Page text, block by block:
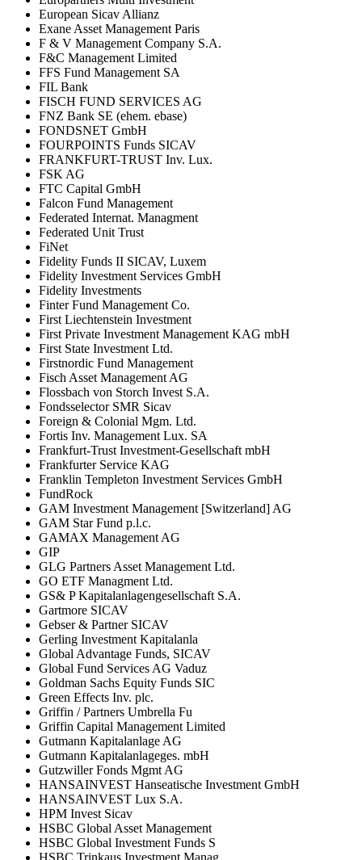
European Sicav Allianz
Exane Asset Management Paris
F & V Management Company S.A.
F&C Management Limited
FFS Fund Management SA
FIL Bank
FISCH FUND SERVICES AG
FNZ Bank SE (ehem. ebase)
FONDSNET GmbH
FOURPOINTS Funds SICAV
FRANKFURT-TRUST Inv. Lux.
FSK AG
FTC Capital GmbH
Falcon Fund Management
Federated Internat. Managment
Federated Unit Trust
FiNet
Fidelity Funds II SICAV, Luxem
Fidelity Investment Services GmbH
Fidelity Investments
Finter Fund Management Co.
First Liechtenstein Investment
First Private Investment Management KAG mbH
First State Investment Ltd.
Firstnordic Fund Management
Fisch Asset Management AG
Flossbach von Storch Invest S.A.
Fondsselector SMR Sicav
Foreign & Colonial Mgm. Ltd.
Fortis Inv. Management Lux. SA
Frankfurt-Trust Investment-Gesellschaft mbH
Frankfurter Service KAG
Franklin Templeton Investment Services GmbH
FundRock
GAM Investment Management [Switzerland] AG
GAM Star Fund p.l.c.
GAMAX Management AG
GIP
GLG Partners Asset Management Ltd.
GO ETF Managment Ltd.
GS& P Kapitalanlagengesellschaft S.A.
Gartmore SICAV
Gebser & Partner SICAV
Gerling Investment Kapitalanla
Global Advantage Funds, SICAV
Global Fund Services AG Vaduz
Goldman Sachs Equity Funds SIC
Green Effects Inv. plc.
Griffin / Partners Umbrella Fu
Griffin Capital Management Limited
Gutmann Kapitalanlage AG
Gutmann Kapitalanlageges. mbH
Gutzwiller Fonds Mgmt AG
HANSAINVEST Hanseatische Investment GmbH
HANSAINVEST Lux S.A.
HPM Invest Sicav
HSBC Global Asset Management
HSBC Global Investment Funds S
HSBC Trinkaus Investment Manag